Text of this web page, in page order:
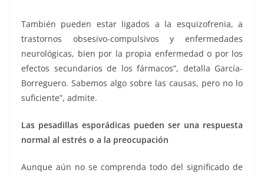
También pueden estar ligados a la esquizofrenia, a
trastornos obsesivo-compulsivos y enfermedades
neurológicas, bien por la propia enfermedad o por los
efectos secundarios de los fármacos”, detalla García-
Borreguero. Sabemos algo sobre las causas, pero no lo
suficiente”, admite.
Las pesadillas esporádicas pueden ser una respuesta
normal al estrés o a la preocupación
Aunque aún no se comprenda todo del significado de